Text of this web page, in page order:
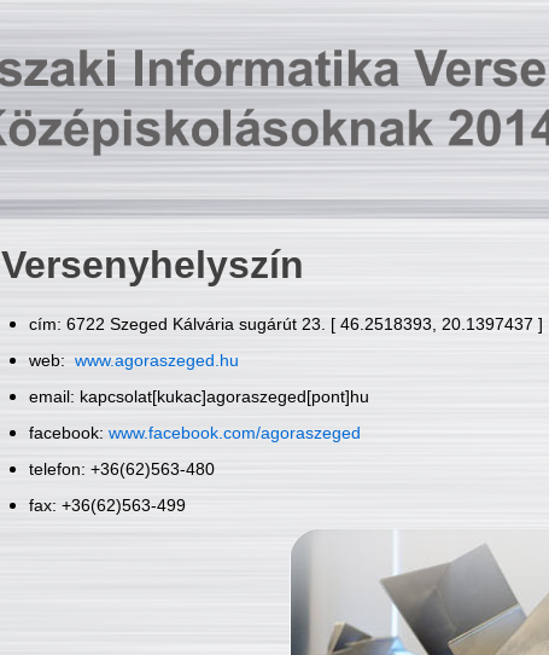
Versenyhelyszín
cím: 6722 Szeged Kálvária sugárút 23. [ 46.2518393, 20.1397437 ]
web: www.agoraszeged.hu
email: kapcsolat[kukac]agoraszeged[pont]hu
facebook: www.facebook.com/agoraszeged
telefon: +36(62)563-480
fax: +36(62)563-499